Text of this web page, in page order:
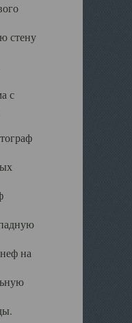
стену
с
на